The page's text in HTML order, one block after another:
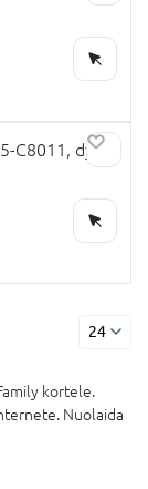
C8011, dydis
24
kortele.
Nuolaida